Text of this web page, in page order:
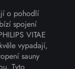
o pohodlí
spojení
VITAE
vypadají,
sauny
Tyto